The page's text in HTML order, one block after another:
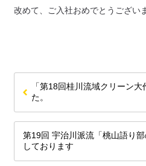
改めて、ご入社おめでとうござい
「第18回桂川流域クリーン
た。
第19回 宇治川派流「桃山語り
しております